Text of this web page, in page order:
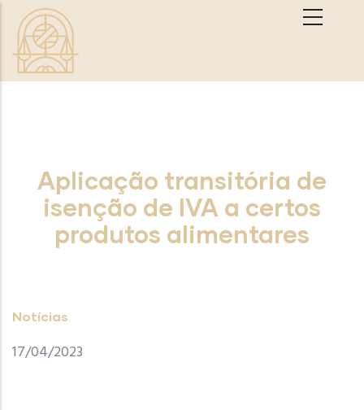
Passar para o conteúdo principal
Aplicação transitória de
isenção de IVA a certos
produtos alimentares
Notícias
17/04/2023